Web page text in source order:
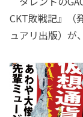
CKT敗戦記』（
ュアリ出版）が